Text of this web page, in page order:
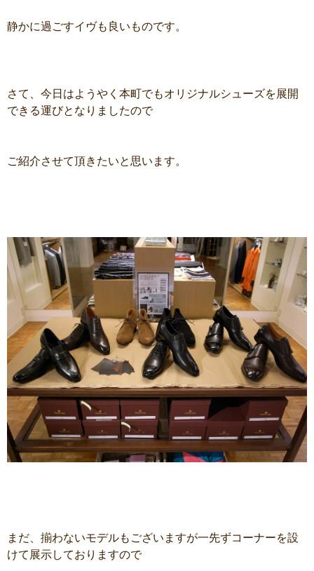
静かに過ごすイヴも良いものです。
さて、今日はようやく本町でもオリジナルシューズを展開
できる運びとなりましたので
ご紹介させて頂きたいと思います。
まだ、揃わないモデルもございますが一先ずコーナーを設
けて展示しておりますので